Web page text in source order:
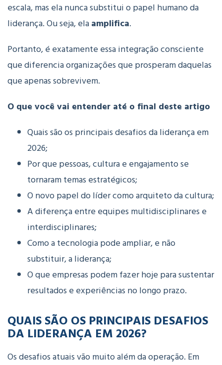
escala, mas ela nunca substitui o papel humano da
liderança. Ou seja, elaamplifica.
Portanto, é exatamente essa integração consciente
que diferencia organizações que prosperam daquelas
que apenas sobrevivem.
O que você vai entender até o final deste artigo
Quais são os principais desafios da liderança em
2026;
Por que pessoas, cultura e engajamento se
tornaram temas estratégicos;
O novo papel do líder como arquiteto da cultura;
A diferença entre equipes multidisciplinares e
interdisciplinares;
Como a tecnologia pode ampliar, e não
substituir, a liderança;
O que empresas podem fazer hoje para sustentar
resultados e experiências no longo prazo.
QUAIS SÃO OS PRINCIPAIS DESAFIOS
DA LIDERANÇA EM 2026?
Os desafios atuais vão muito além da operação. Em